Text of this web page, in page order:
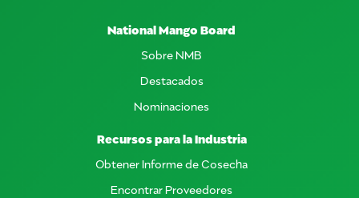
National Mango Board
Sobre NMB
Destacados
Nominaciones
Recursos para la Industria
Obtener Informe de Cosecha
Encontrar Proveedores